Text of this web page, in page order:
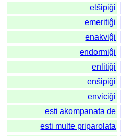
elŝipiĝi
emeritiĝi
enakviĝi
endormiĝi
enlitiĝi
enŝipiĝi
enviciĝi
esti akompanata de
esti multe priparolata